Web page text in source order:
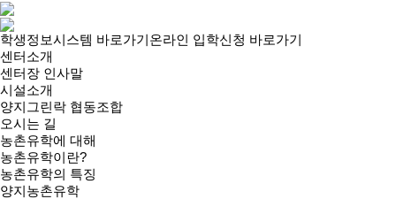
학생정보시스템 바로가기온라인 입학신청 바로가기
센터소개
센터장 인사말
시설소개
양지그린락 협동조합
오시는 길
농촌유학에 대해
농촌유학이란?
농촌유학의 특징
양지농촌유학